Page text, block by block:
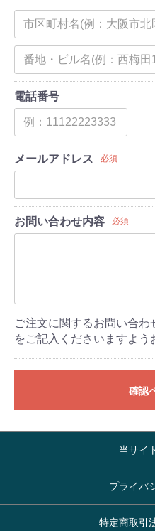
電話番号
メールアドレス 必須
お問い合わせ内容 必須
ご注文に関するお問い合わ
をご記入くださいますよう
確認
当サイ
プライバ
特定商取引